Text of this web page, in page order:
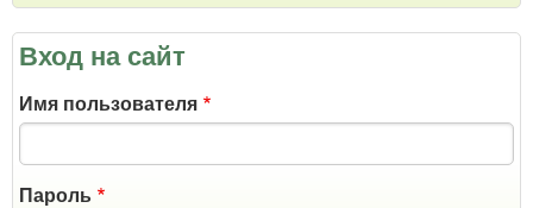
Вход на сайт
Имя пользователя
Пароль